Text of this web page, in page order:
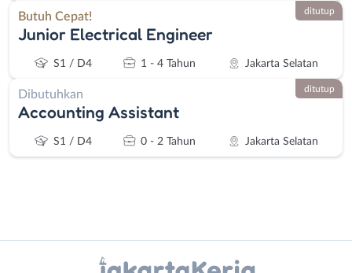
Butuh Cepat!
Junior Electrical Engineer
S1 / D4 1 - 4 Tahun Jakarta Selatan
ditutup
Dibutuhkan
Accounting Assistant
S1 / D4 0 - 2 Tahun Jakarta Selatan
ditutup
Administrasi
Bebas
X - Twitter Telegram